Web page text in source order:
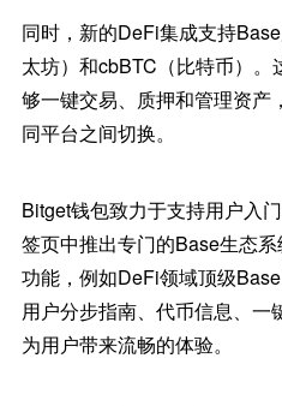
同时，新的DeFi集成支持
太坊）和cbBTC（比特币）
够一键交易、质押和管理资产
同平台之间切换。
Bitget钱包致力于支持用户入
签页中推出专门的Base生态
功能，例如DeFi领域顶级Base
用户分步指南、代币信息、一
为用户带来流畅的体验。